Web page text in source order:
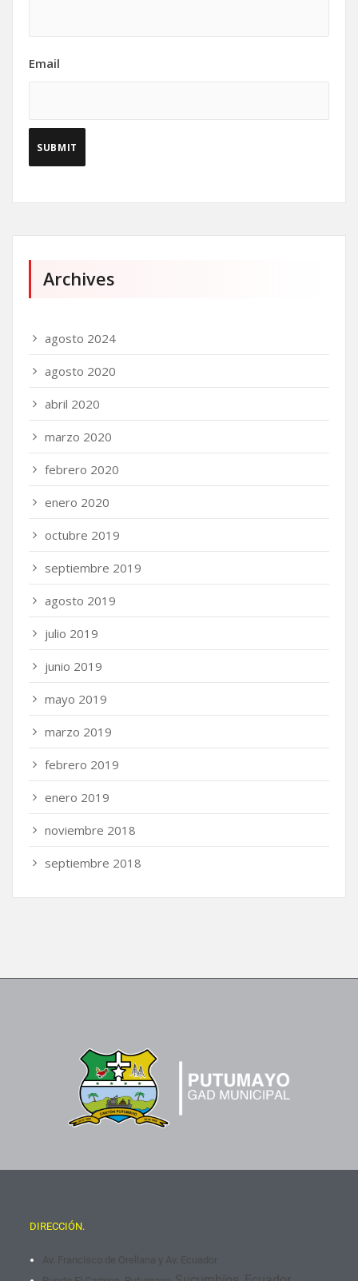
Email
Archives
agosto 2024
agosto 2020
abril 2020
marzo 2020
febrero 2020
enero 2020
octubre 2019
septiembre 2019
agosto 2019
julio 2019
junio 2019
mayo 2019
marzo 2019
febrero 2019
enero 2019
noviembre 2018
septiembre 2018
DIRECCIÓN.
Av. Francisco de Orellana y Av. Ecuador